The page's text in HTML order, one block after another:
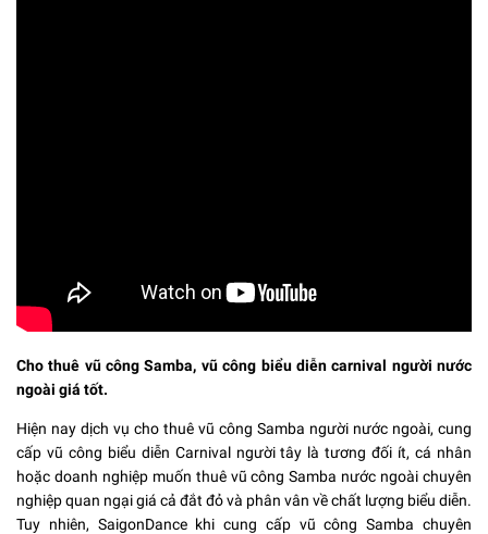
Cho thuê vũ công Samba, vũ công biểu diễn carnival người nước
ngoài giá tốt.
Hiện nay dịch vụ cho thuê vũ công Samba người nước ngoài, cung
cấp vũ công biểu diễn Carnival người tây là tương đối ít, cá nhân
hoặc doanh nghiệp muốn thuê vũ công Samba nước ngoài chuyên
nghiệp quan ngại giá cả đắt đỏ và phân vân về chất lượng biểu diễn.
Tuy nhiên, SaigonDance khi cung cấp vũ công Samba chuyên